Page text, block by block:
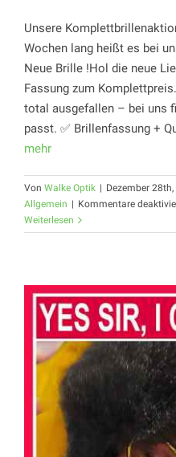
Unsere
Wochen lang heißt es bei
Neue Brille !Hol die neue
Fassung zum
total ausgefallen – bei uns
passt. ✅ Brillenfassung +
mehr
Von Walke Optik | Dezember
Allgemein | Kommentare
Weiterlesen